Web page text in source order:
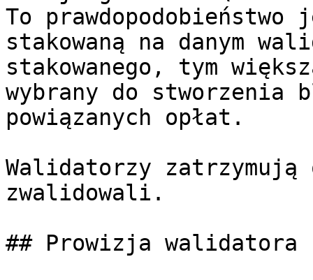
To
stakowaną na danym
stakowanego, tym
wybrany do stworzenia
powiązanych opłat.
Walidatorzy
zwalidowali.
## Prowizja walidatora